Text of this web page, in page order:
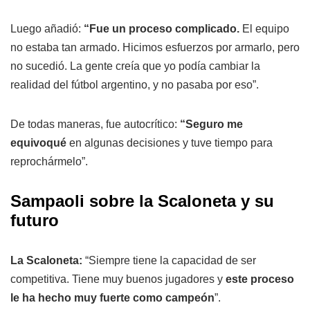
Luego añadió: “Fue un proceso complicado. El equipo
no estaba tan armado. Hicimos esfuerzos por armarlo, pero
no sucedió. La gente creía que yo podía cambiar la
realidad del fútbol argentino, y no pasaba por eso”.
De todas maneras, fue autocrítico: “Seguro me
equivoqué en algunas decisiones y tuve tiempo para
reprochármelo”.
Sampaoli sobre la Scaloneta y su
futuro
La Scaloneta: “Siempre tiene la capacidad de ser
competitiva. Tiene muy buenos jugadores y este proceso
le ha hecho muy fuerte como campeón”.